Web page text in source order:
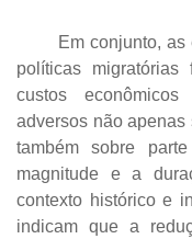
Em conjunto,
políticas migratórias
custos
adversos não apenas
também sobre
magnitude e a
contexto histórico e
indicam que a